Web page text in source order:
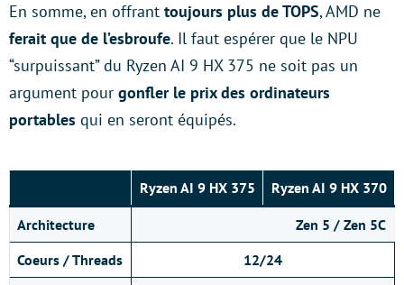
En somme, en offrant toujours plus de TOPS, AMD ne
ferait que de l’esbroufe. Il faut espérer que le NPU
“surpuissant” du Ryzen AI 9 HX 375 ne soit pas un
argument pour gonfler le prix des ordinateurs
portables qui en seront équipés.
Ryzen AI 9 HX 375 Ryzen AI 9 HX 370
Architecture
Zen 5 / Zen 5C
Coeurs / Threads
12/24